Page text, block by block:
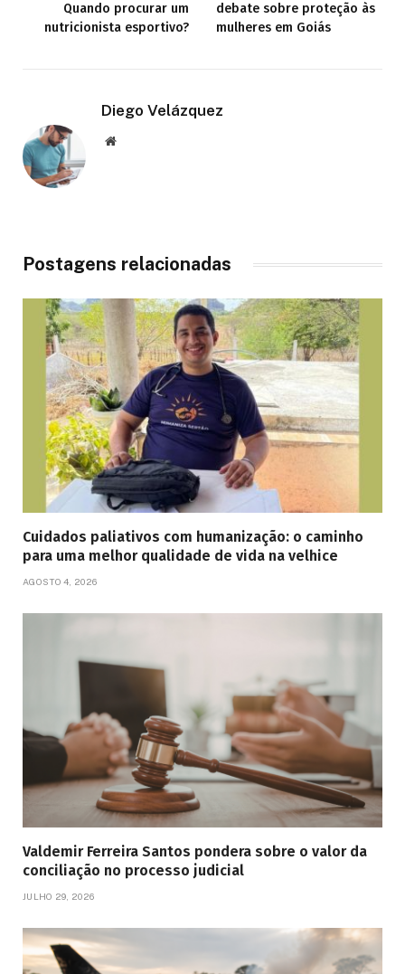
Quando procurar um
nutricionista esportivo?
debate sobre proteção às
mulheres em Goiás
Diego Velázquez
Website
Postagens relacionadas
Cuidados paliativos com humanização: o caminho
para uma melhor qualidade de vida na velhice
AGOSTO 4, 2026
Valdemir Ferreira Santos pondera sobre o valor da
conciliação no processo judicial
JULHO 29, 2026